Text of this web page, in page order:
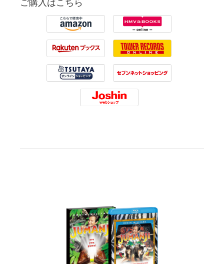
Amazon HMV
Rakuten Tower Records
Tsutaya 7net
Joshin